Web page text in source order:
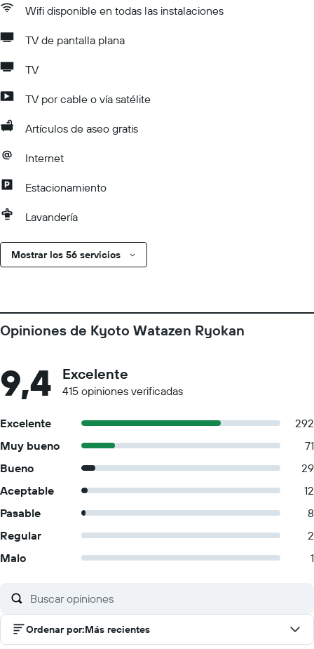
Wifi disponible en todas las instalaciones
TV de pantalla plana
TV
TV por cable o vía satélite
Artículos de aseo gratis
Internet
Estacionamiento
Lavandería
Mostrar los 56 servicios
Opiniones de Kyoto Watazen Ryokan
9,4 Excelente
415 opiniones verificadas
Excelente
292
Muy bueno
71
Bueno
29
Aceptable
12
Pasable
8
Regular
2
Malo
1
Ordenar por:Más recientes